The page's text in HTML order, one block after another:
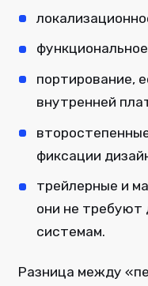
портирование,
внутренней
фиксации
трейлерные и
они не требуют
системам.
Разница между